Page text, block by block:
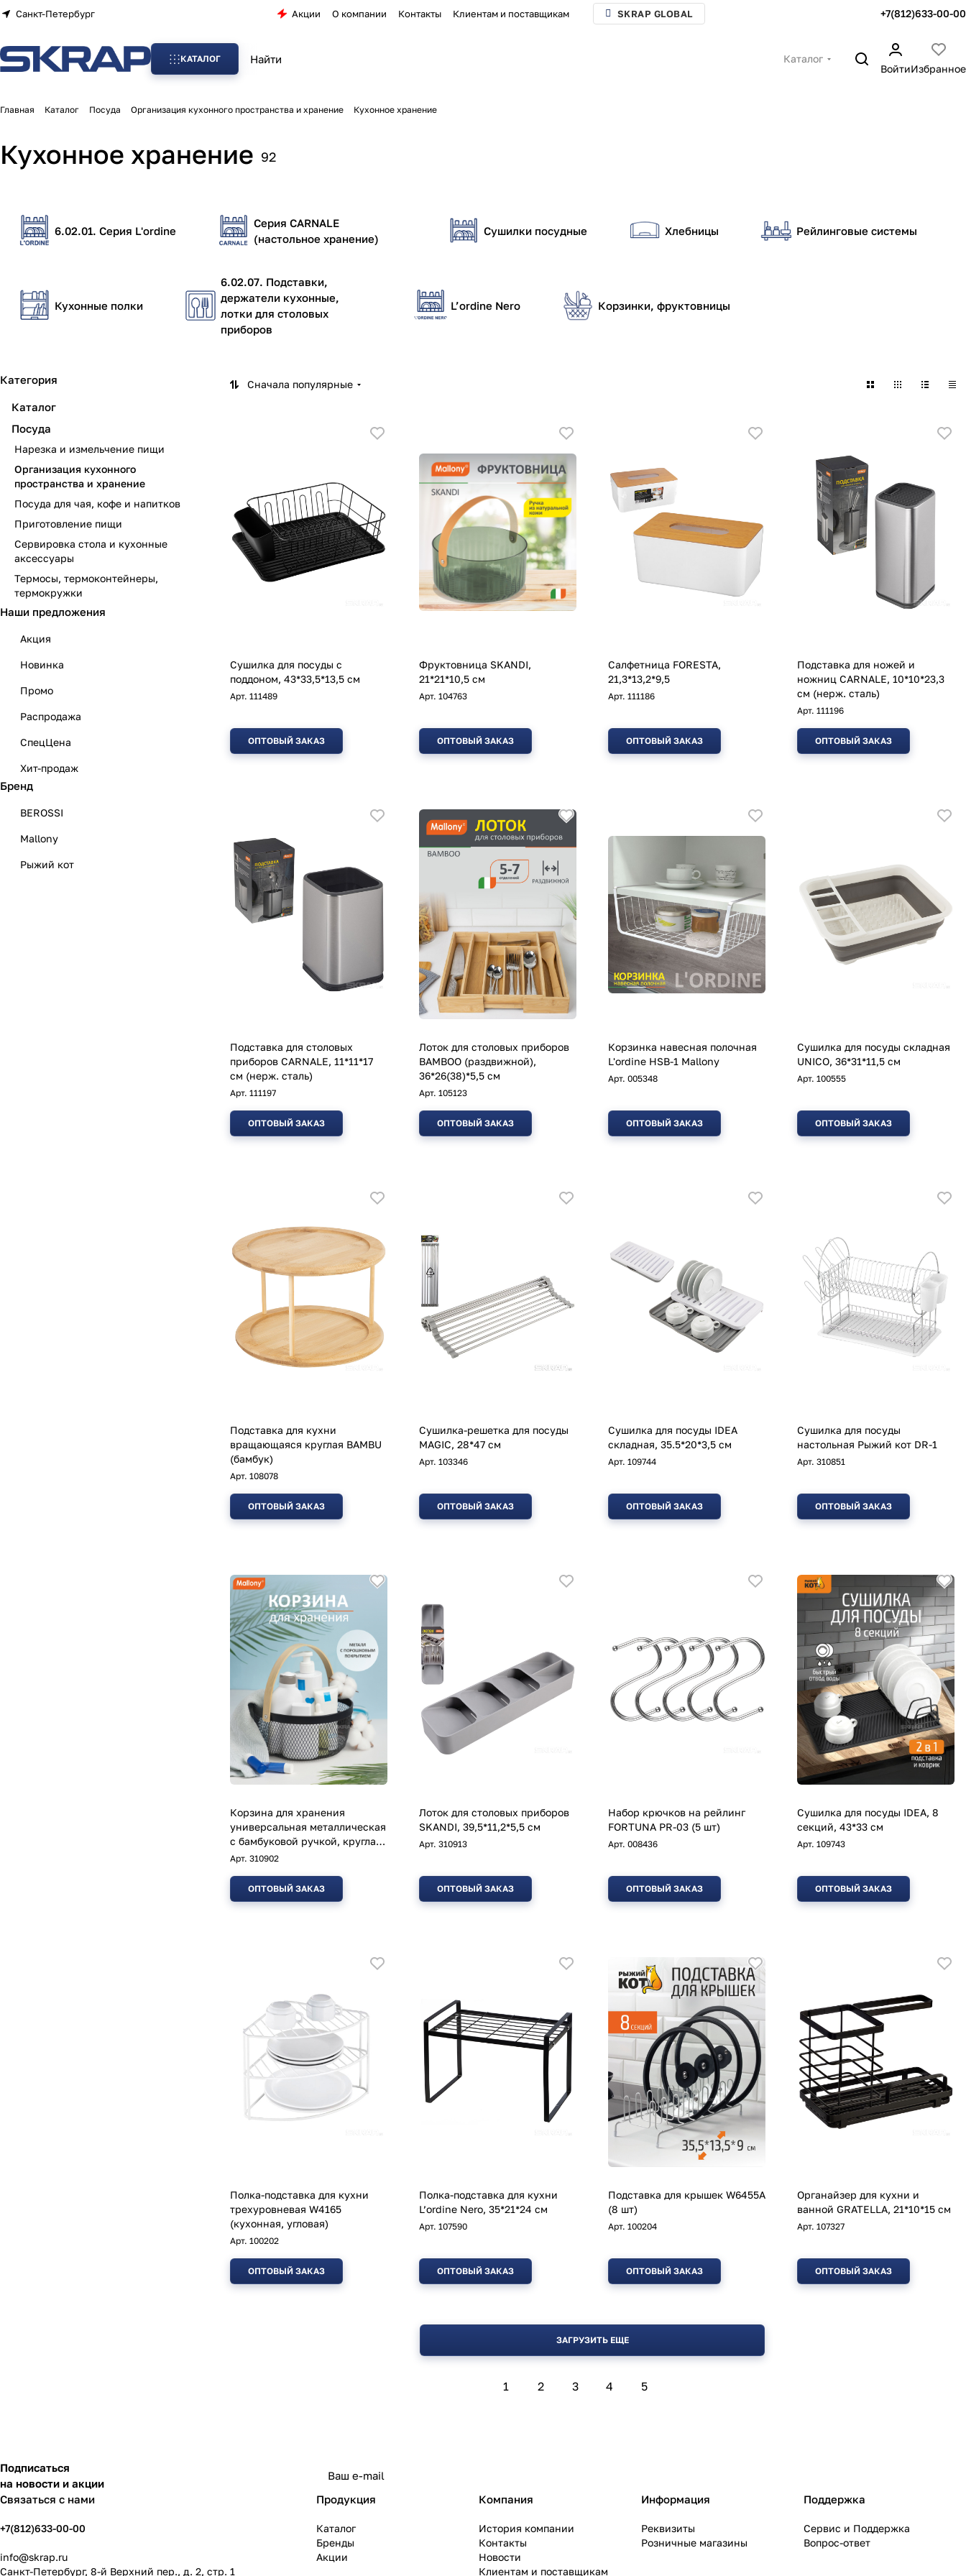
Санкт-Петербург Акции О компании Контакты Клиентам и поставщикам SKRAP GLOBAL +7(812)633-00-00
КАТАЛОГ
Каталог
ВойтиИзбранное
Главная Каталог Посуда Организация кухонного пространства и хранение Кухонное хранение
Кухонное хранение 92
6.02.01. Серия L'ordine
Серия CARNALE
(настольное хранение)
Сушилки посудные Хлебницы Рейлинговые системы
Кухонные полки
6.02.07. Подставки,
держатели кухонные,
лотки для столовых
приборов
L’ordine Nero Корзинки, фруктовницы
Сначала популярные
Сушилка для посуды с
поддоном, 43*33,5*13,5 см
Арт. 111489
ОПТОВЫЙ ЗАКАЗ
Фруктовница SKANDI,
21*21*10,5 см
Арт. 104763
ОПТОВЫЙ ЗАКАЗ
Салфетница FORESTA,
21,3*13,2*9,5
Арт. 111186
ОПТОВЫЙ ЗАКАЗ
Подставка для ножей и
ножниц CARNALE, 10*10*23,3
см (нерж. сталь)
Арт. 111196
ОПТОВЫЙ ЗАКАЗ
Подставка для столовых
приборов CARNALE, 11*11*17
см (нерж. сталь)
Арт. 111197
ОПТОВЫЙ ЗАКАЗ
Лоток для столовых приборов
BAMBOO (раздвижной),
36*26(38)*5,5 см
Арт. 105123
ОПТОВЫЙ ЗАКАЗ
Корзинка навесная полочная
L'ordine HSB-1 Mallony
Арт. 005348
ОПТОВЫЙ ЗАКАЗ
Сушилка для посуды складная
UNICO, 36*31*11,5 см
Арт. 100555
ОПТОВЫЙ ЗАКАЗ
Подставка для кухни
вращающаяся круглая BAMBU
(бамбук)
Арт. 108078
ОПТОВЫЙ ЗАКАЗ
Сушилка-решетка для посуды
MAGIC, 28*47 см
Арт. 103346
ОПТОВЫЙ ЗАКАЗ
Сушилка для посуды IDEA
складная, 35.5*20*3,5 см
Арт. 109744
ОПТОВЫЙ ЗАКАЗ
Сушилка для посуды
настольная Рыжий кот DR-1
Арт. 310851
ОПТОВЫЙ ЗАКАЗ
Корзина для хранения
универсальная металлическая
с бамбуковой ручкой, круглая,
22,5*20,5*10,5 см
Арт. 310902
ОПТОВЫЙ ЗАКАЗ
Лоток для столовых приборов
SKANDI, 39,5*11,2*5,5 см
Арт. 310913
ОПТОВЫЙ ЗАКАЗ
Набор крючков на рейлинг
FORTUNA PR-03 (5 шт)
Арт. 008436
ОПТОВЫЙ ЗАКАЗ
Сушилка для посуды IDEA, 8
секций, 43*33 см
Арт. 109743
ОПТОВЫЙ ЗАКАЗ
Полка-подставка для кухни
трехуровневая W4165
(кухонная, угловая)
Арт. 100202
ОПТОВЫЙ ЗАКАЗ
Полка-подставка для кухни
L’ordine Nero, 35*21*24 см
Арт. 107590
ОПТОВЫЙ ЗАКАЗ
Подставка для крышек W6455A
(8 шт)
Арт. 100204
ОПТОВЫЙ ЗАКАЗ
Органайзер для кухни и
ванной GRATELLA, 21*10*15 см
Арт. 107327
ОПТОВЫЙ ЗАКАЗ
ЗАГРУЗИТЬ ЕЩЕ
1 2 3 4 5
Категория
Каталог
Посуда
Нарезка и измельчение пищи
Организация кухонного
пространства и хранение
Посуда для чая, кофе и напитков
Приготовление пищи
Сервировка стола и кухонные
аксессуары
Термосы, термоконтейнеры,
термокружки
Наши предложения
Акция
Новинка
Промо
Распродажа
СпецЦена
Хит-продаж
Бренд
BEROSSI
Mallony
Рыжий кот
Подписаться
на новости и акции
Связаться с нами
+7(812)633-00-00
info@skrap.ru
Санкт-Петербург, 8-й Верхний пер., д. 2, стр. 1
Продукция
Каталог
Бренды
Акции
Компания
История компании
Контакты
Новости
Клиентам и поставщикам
Информация
Реквизиты
Розничные магазины
Поддержка
Сервис и Поддержка
Вопрос-ответ